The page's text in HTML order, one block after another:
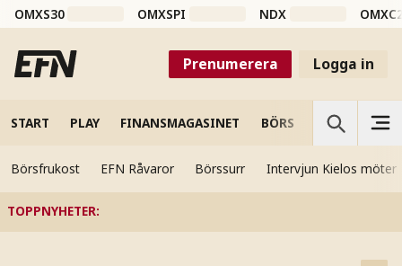
OMXS30 OMXSPI NDX
Prenumerera Logga in
START PLAY FINANSMAGASINET BÖRS VETENSKAP
Börsfrukost EFN Råvaror Börssurr Intervjun Kielos möter
TOPPNYHETER: